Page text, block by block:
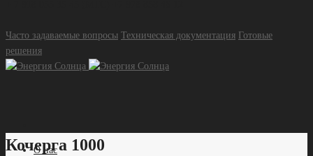
Часто задаваемые вопросы Техническая документация Готовые
решения
О нас
Кочерга 1000